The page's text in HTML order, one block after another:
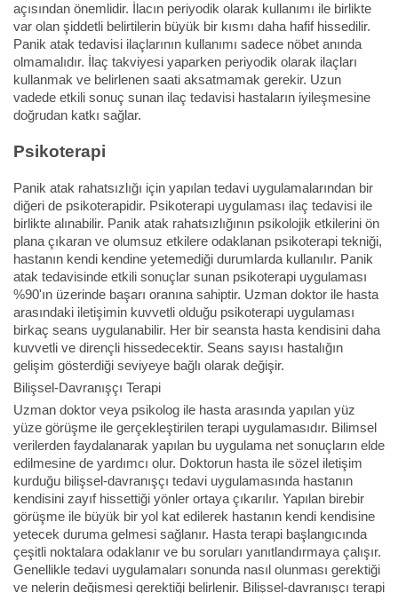
açısından önemlidir. İlacın periyodik olarak kullanımı ile birlikte
var olan şiddetli belirtilerin büyük bir kısmı daha hafif hissedilir.
Panik atak tedavisi ilaçlarının kullanımı sadece nöbet anında
olmamalıdır. İlaç takviyesi yaparken periyodik olarak ilaçları
kullanmak ve belirlenen saati aksatmamak gerekir. Uzun
vadede etkili sonuç sunan ilaç tedavisi hastaların iyileşmesine
doğrudan katkı sağlar.
Psikoterapi
Panik atak rahatsızlığı için yapılan tedavi uygulamalarından bir
diğeri de psikoterapidir. Psikoterapi uygulaması ilaç tedavisi ile
birlikte alınabilir. Panik atak rahatsızlığının psikolojik etkilerini ön
plana çıkaran ve olumsuz etkilere odaklanan psikoterapi tekniği,
hastanın kendi kendine yetemediği durumlarda kullanılır. Panik
atak tedavisinde etkili sonuçlar sunan psikoterapi uygulaması
%90'ın üzerinde başarı oranına sahiptir. Uzman doktor ile hasta
arasındaki iletişimin kuvvetli olduğu psikoterapi uygulaması
birkaç seans uygulanabilir. Her bir seansta hasta kendisini daha
kuvvetli ve dirençli hissedecektir. Seans sayısı hastalığın
gelişim gösterdiği seviyeye bağlı olarak değişir.
Bilişsel-Davranışçı Terapi
Uzman doktor veya psikolog ile hasta arasında yapılan yüz
yüze görüşme ile gerçekleştirilen terapi uygulamasıdır. Bilimsel
verilerden faydalanarak yapılan bu uygulama net sonuçların elde
edilmesine de yardımcı olur. Doktorun hasta ile sözel iletişim
kurduğu bilişsel-davranışçı tedavi uygulamasında hastanın
kendisini zayıf hissettiği yönler ortaya çıkarılır. Yapılan birebir
görüşme ile büyük bir yol kat edilerek hastanın kendi kendisine
yetecek duruma gelmesi sağlanır. Hasta terapi başlangıcında
çeşitli noktalara odaklanır ve bu soruları yanıtlandırmaya çalışır.
Genellikle tedavi uygulamaları sonunda nasıl olunması gerektiği
ve nelerin değişmesi gerektiği belirlenir. Bilişsel-davranışçı terapi